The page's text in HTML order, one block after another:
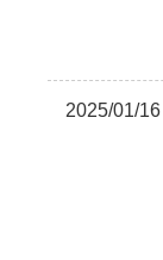
2025/01/16